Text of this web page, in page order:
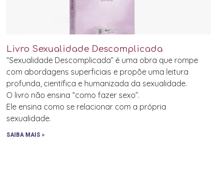
Livro Sexualidade Descomplicada
“Sexualidade Descomplicada” é uma obra que rompe
com abordagens superficiais e propõe uma leitura
profunda, científica e humanizada da sexualidade.
O livro não ensina “como fazer sexo”.
Ele ensina como se relacionar com a própria
sexualidade.
SAIBA MAIS »